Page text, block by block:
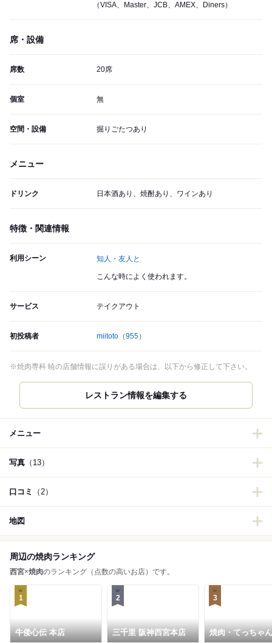
（VISA、Master、JCB、AMEX、Diners）
席・設備
席数 20席
個室 無
空間・設備 掘りごたつあり
メニュー
ドリンク 日本酒あり、焼酎あり、ワインあり
特徴・関連情報
利用シーン 知人・友人と
こんな時によく使われます。
サービス テイクアウト
初投稿者 miitoto （955）
※焼肉専科 暁の店舗情報に誤りがある場合は、以下から修正して下さい。
レストラン情報を編集する
メニュー
写真 （13）
口コミ （2）
地図
周辺の焼肉ランキング
西宮×焼肉のランキング（点数の高いお店）です。
1
牛倭心伝 本店
2
三千里 阪神西宮本店
3
焼肉・てっちゃ